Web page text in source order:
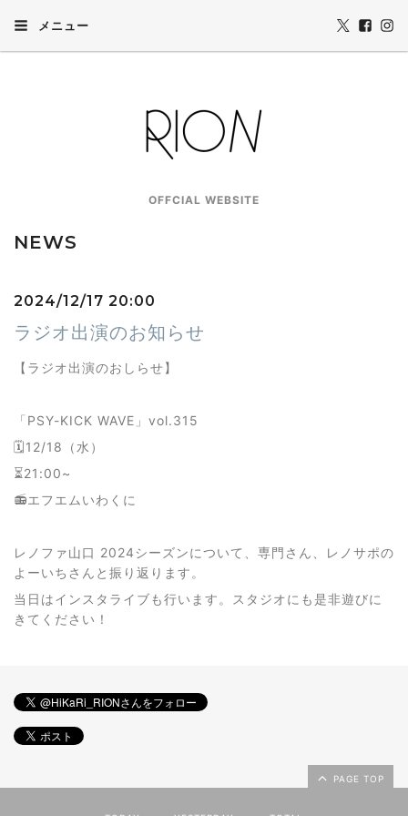
メニュー
OFFCIAL WEBSITE
NEWS
2024/12/17 20:00
ラジオ出演のお知らせ
【ラジオ出演のおしらせ】
「PSY-KICK WAVE」vol.315
🗓12/18（水）
⏳21:00~
📻エフエムいわくに
レノファ山口 2024シーズンについて、専門さん、レノサポの
よーいちさんと振り返ります。
当日はインスタライブも行います。スタジオにも是非遊びに
きてください！
PAGE TOP